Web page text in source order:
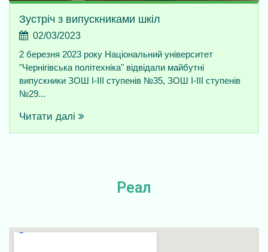
Зустріч з випускниками шкіл
02/03/2023
2 березня 2023 року Національний університет
"Чернігівська політехніка" відвідали майбутні
випускники ЗОШ І-ІІІ ступенів №35, ЗОШ І-ІІІ ступенів
№29...
Читати далі
Реалізув